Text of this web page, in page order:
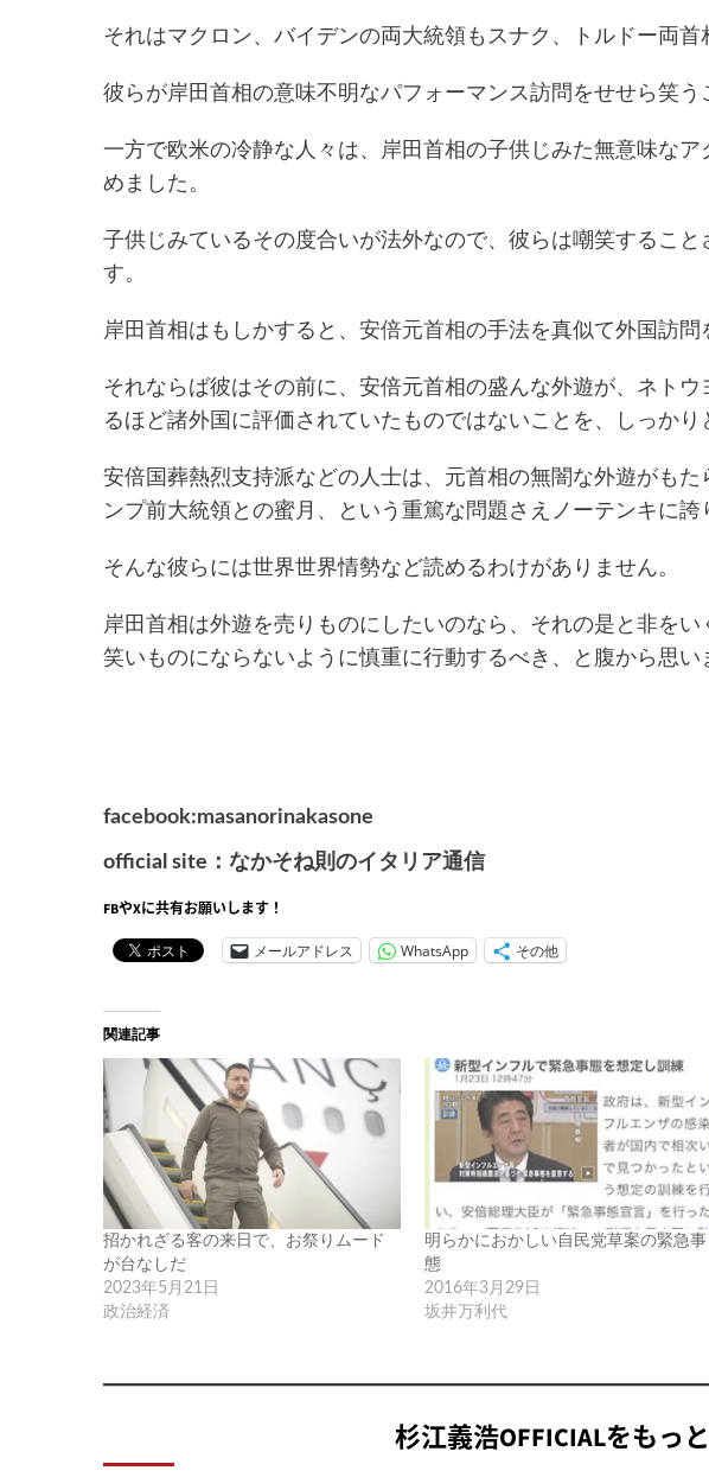
それはマクロン、バイデンの両大統領もスナク、トルドー両首
彼らが岸田首相の意味不明なパフォーマンス訪問をせせら笑う
一方で欧米の冷静な人々は、岸田首相の子供じみた無意味な
めました。
子供じみているその度合いが法外なので、彼らは嘲笑するこ
す。
岸田首相はもしかすると、 安倍元首相の手法を真似て外国訪
それならば彼はその前に、安倍元首相の盛んな外遊が、ネト
るほど諸外国に評価されていたものではないことを、しっかり
安倍国葬熱烈支持派などの人士は、元首相の無闇な外遊がも
ンプ前大統領との蜜月、という重篤な問題さえノーテンキに誇
そんな彼らには世界世界情勢など読めるわけがありません。
岸田首相は外遊を売りものにしたいのなら、それの是と非を
笑いものにならないように慎重に行動するべき、と腹から思い
facebook:masanorinakasone
official site： なかそね則のイタリア通信
FBやXに共有お願いします！
メールアドレス WhatsApp その他
関連記事
招かれざる客の来日で、お祭りムード
が台なしだ
2023年5月21日
政治経済
明らかにおかしい自民党草案の緊急事
態
2016年3月29日
坂井万利代
杉江義浩OFFICIALをもっ